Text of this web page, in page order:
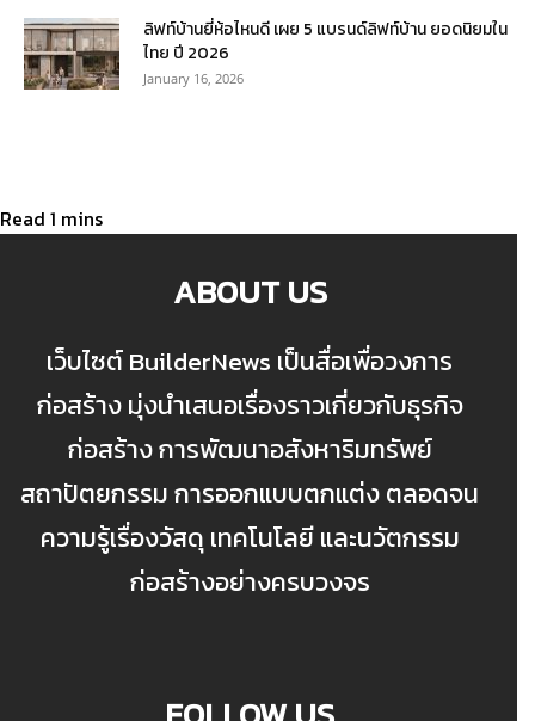
ลิฟท์บ้านยี่ห้อไหนดี เผย 5 แบรนด์ลิฟท์บ้าน ยอดนิยมใน
ไทย ปี 2026
January 16, 2026
ABOUT US
เว็บไซต์ BuilderNews เป็นสื่อเพื่อวงการ
ก่อสร้าง มุ่งนำเสนอเรื่องราวเกี่ยวกับธุรกิจ
ก่อสร้าง การพัฒนาอสังหาริมทรัพย์
สถาปัตยกรรม การออกแบบตกแต่ง ตลอดจน
ความรู้เรื่องวัสดุ เทคโนโลยี และนวัตกรรม
ก่อสร้างอย่างครบวงจร